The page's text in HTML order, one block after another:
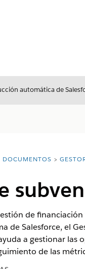
automática de
DOCUMENTOS
de
de Salesforce, el
a gestionar
de las